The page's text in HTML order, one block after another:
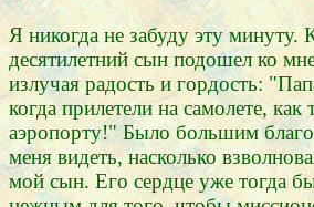
Я никогда не забуду эту минуту.
десятилетний сын подошел ко
излучая радость и гордость:
когда прилетели на самолете,
аэропорту!" Было большим
меня видеть, насколько
мой сын. Его сердце уже тогда